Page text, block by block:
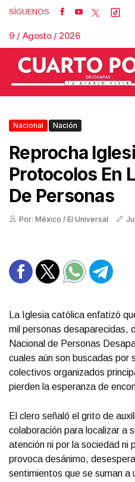
SÍGUENOS
9 / Agosto / 2026
Nacional Nación
Reprocha
Protocolos En
De Personas
Por: México / El Universal
La Iglesia católica enfatizó
mil personas desaparecidas,
Nacional de Personas
cuales aún son buscadas por
colectivos organizados
pierden la esperanza de
El clero señaló el grito de
colaboración para localizar a
atención ni por la sociedad ni
provoca desánimo,
sentimientos que se suman a